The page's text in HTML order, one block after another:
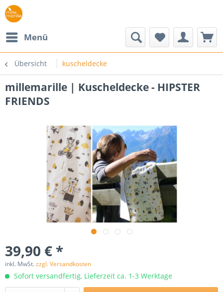
Menü
Übersicht kuscheldecke
millemarille | Kuscheldecke - HIPSTER
FRIENDS
39,90 € *
inkl. MwSt.zzgl. Versandkosten
Sofort versandfertig, Lieferzeit ca. 1-3 Werktage